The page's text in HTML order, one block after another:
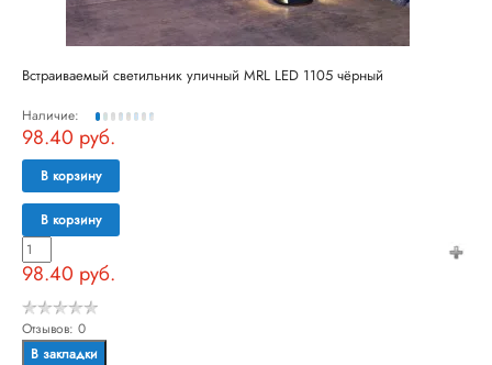
Встраиваемый светильник уличный MRL LED 1105 чёрный
Наличие:
98.40 руб.
В корзину
В корзину
98.40 руб.
Отзывов: 0
В закладки